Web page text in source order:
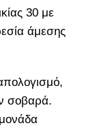
30 με
άμεσης
σοβαρά.